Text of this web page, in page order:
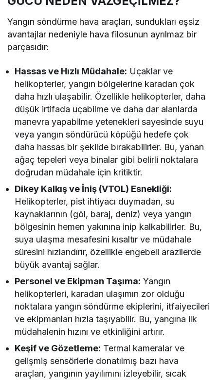
Yangın söndürme hava araçları, sundukları eşsiz
avantajlar nedeniyle hava filosunun ayrılmaz bir
parçasıdır:
Hassas ve Hızlı Müdahale: Uçaklar ve
helikopterler, yangın bölgelerine karadan çok
daha hızlı ulaşabilir. Özellikle helikopterler, daha
düşük irtifada uçabilme ve daha dar alanlarda
manevra yapabilme yetenekleri sayesinde suyu
veya yangın söndürücü köpüğü hedefe çok
daha hassas bir şekilde bırakabilirler. Bu, yanan
ağaç tepeleri veya binalar gibi belirli noktalara
doğrudan müdahale için kritiktir.
Dikey Kalkış ve İniş (VTOL) Esnekliği:
Helikopterler, pist ihtiyacı duymadan, su
kaynaklarının (göl, baraj, deniz) veya yangın
bölgesinin hemen yakınına inip kalkabilirler. Bu,
suya ulaşma mesafesini kısaltır ve müdahale
süresini hızlandırır, özellikle engebeli arazilerde
büyük avantaj sağlar.
Personel ve Ekipman Taşıma: Yangın
helikopterleri, karadan ulaşımın zor olduğu
noktalara yangın söndürme ekiplerini, itfaiyecileri
ve ekipmanları hızla taşıyabilir. Bu, yangına ilk
müdahalenin hızını ve etkinliğini artırır.
Keşif ve Gözetleme: Termal kameralar ve
gelişmiş sensörlerle donatılmış bazı hava
araçları, yangının yayılımını izleyebilir, sıcak